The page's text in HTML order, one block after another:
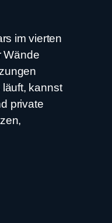
im vierten
Wände
kannst
private